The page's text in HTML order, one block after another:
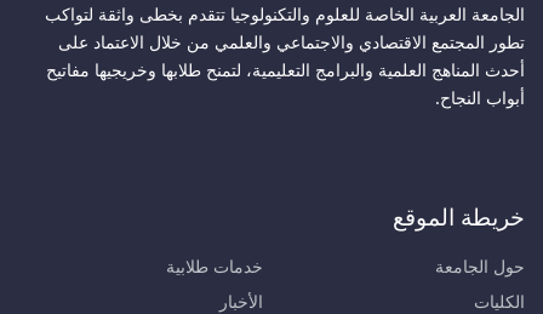
الجامعة العربية الخاصة للعلوم والتكنولوجيا تتقدم بخطى واثقة لتواكب
تطور المجتمع الاقتصادي والاجتماعي والعلمي من خلال الاعتماد على
أحدث المناهج العلمية والبرامج التعليمية، لتمنح طلابها وخريجيها مفاتيح
أبواب النجاح.
خريطة الموقع
حول الجامعة
الكليات
خدمات طلابية
الأخبار